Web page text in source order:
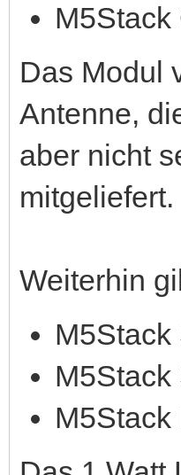
Das Modul
Antenne,
aber nicht
mitgeliefert.
Weiterhin
M5Stack
M5Stack